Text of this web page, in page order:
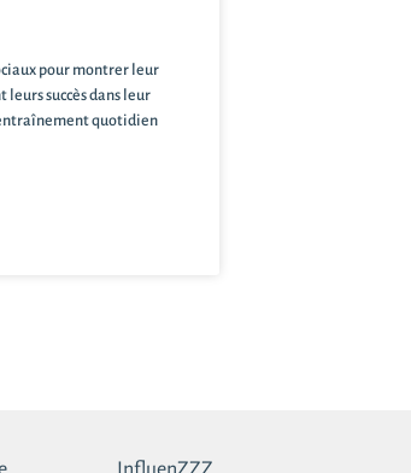
pour montrer leur
succès dans leur
quotidien